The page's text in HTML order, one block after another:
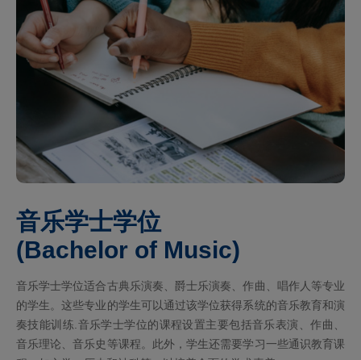
音乐学士学位
(Bachelor of Music)
音乐学士学位适合古典乐演奏、爵士乐演奏、作曲、唱作人等专业
的学生。这些专业的学生可以通过该学位获得系统的音乐教育和演
奏技能训练‌.音乐学士学位的课程设置主要包括音乐表演、作曲、
音乐理论、音乐史等课程。此外，学生还需要学习一些通识教育课